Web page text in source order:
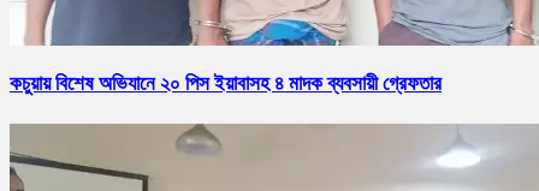
কচুয়ায় বিশেষ অভিযানে ২০ পিস ইয়াবাসহ ৪ মাদক ব্যবসায়ী গ্রেফতার